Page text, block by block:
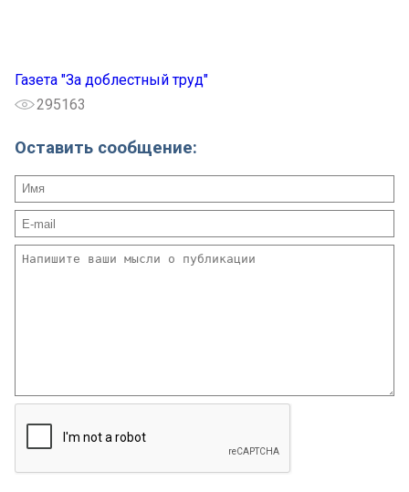
Газета "За доблестный труд"
295163
Оставить сообщение: